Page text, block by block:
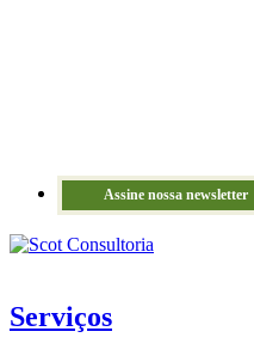
Assine nossa newsletter
Serviços